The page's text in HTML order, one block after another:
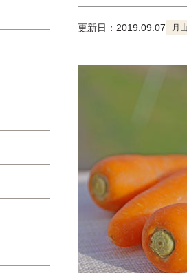
更新日：2019.09.07 月